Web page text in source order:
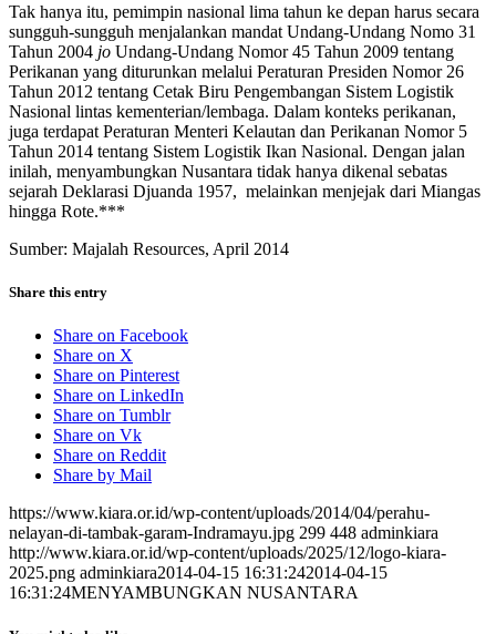
Tak hanya itu, pemimpin nasional lima tahun ke depan harus secara
sungguh-sungguh menjalankan mandat Undang-Undang Nomo 31
Tahun 2004 jo Undang-Undang Nomor 45 Tahun 2009 tentang
Perikanan yang diturunkan melalui Peraturan Presiden Nomor 26
Tahun 2012 tentang Cetak Biru Pengembangan Sistem Logistik
Nasional lintas kementerian/lembaga. Dalam konteks perikanan,
juga terdapat Peraturan Menteri Kelautan dan Perikanan Nomor 5
Tahun 2014 tentang Sistem Logistik Ikan Nasional. Dengan jalan
inilah, menyambungkan Nusantara tidak hanya dikenal sebatas
sejarah Deklarasi Djuanda 1957, melainkan menjejak dari Miangas
hingga Rote.***
Sumber: Majalah Resources, April 2014
Share this entry
Share on Facebook
Share on X
Share on Pinterest
Share on LinkedIn
Share on Tumblr
Share on Vk
Share on Reddit
Share by Mail
https://www.kiara.or.id/wp-content/uploads/2014/04/perahu-
nelayan-di-tambak-garam-Indramayu.jpg 299 448 adminkiara
http://www.kiara.or.id/wp-content/uploads/2025/12/logo-kiara-
2025.png adminkiara2014-04-15 16:31:242014-04-15
16:31:24MENYAMBUNGKAN NUSANTARA